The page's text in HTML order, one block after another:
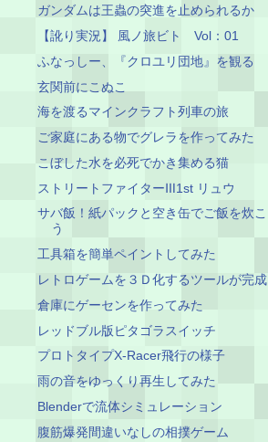
ガンダムは王蟲の突進を止められるか
【訛り実況】 風ノ旅ビト Vol：01
ふなっしー、『クロユリ団地』を観る
玄関前にこぬこ
海を渡るマインクラフト列車の旅
ご家庭にある物でグレラを作ってみた
こぼした水を必死でかき集める猫
ストリートファイターⅢ1st リュウ
サバ飯！紙パックと空き缶でご飯を炊こ
う
工具箱を簡単ペイントしてみた
レトロゲームを３Ｄ化するツールが完成
倉庫にゲーセンを作ってみた
レッドブル版ピタゴラスイッチ
プロトタイプX-Racer飛行の様子
雨の音をゆっくり再生してみた
Blenderで流体シミュレーション
腹筋爆発間違いなしの相撲ゲーム